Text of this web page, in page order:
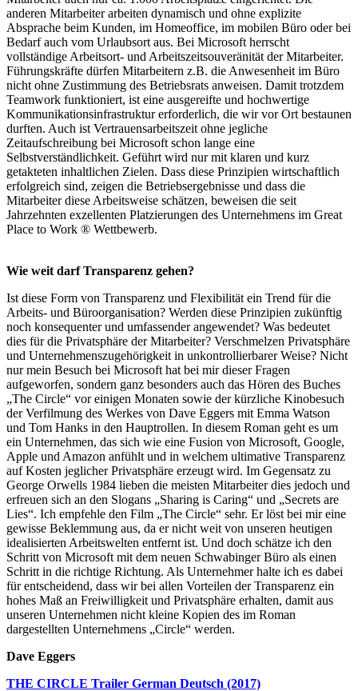
anderen Mitarbeiter arbeiten dynamisch und ohne explizite
Absprache beim Kunden, im Homeoffice, im mobilen Büro oder bei
Bedarf auch vom Urlaubsort aus. Bei Microsoft herrscht
vollständige Arbeitsort- und Arbeitszeitsouveränität der Mitarbeiter.
Führungskräfte dürfen Mitarbeitern z.B. die Anwesenheit im Büro
nicht ohne Zustimmung des Betriebsrats anweisen. Damit trotzdem
Teamwork funktioniert, ist eine ausgereifte und hochwertige
Kommunikationsinfrastruktur erforderlich, die wir vor Ort bestaunen
durften. Auch ist Vertrauensarbeitszeit ohne jegliche
Zeitaufschreibung bei Microsoft schon lange eine
Selbstverständlichkeit. Geführt wird nur mit klaren und kurz
getakteten inhaltlichen Zielen. Dass diese Prinzipien wirtschaftlich
erfolgreich sind, zeigen die Betriebsergebnisse und dass die
Mitarbeiter diese Arbeitsweise schätzen, beweisen die seit
Jahrzehnten exzellenten Platzierungen des Unternehmens im Great
Place to Work ® Wettbewerb.
Wie weit darf Transparenz gehen?
Ist diese Form von Transparenz und Flexibilität ein Trend für die
Arbeits- und Büroorganisation? Werden diese Prinzipien zukünftig
noch konsequenter und umfassender angewendet? Was bedeutet
dies für die Privatsphäre der Mitarbeiter? Verschmelzen Privatsphäre
und Unternehmenszugehörigkeit in unkontrollierbarer Weise? Nicht
nur mein Besuch bei Microsoft hat bei mir dieser Fragen
aufgeworfen, sondern ganz besonders auch das Hören des Buches
„The Circle“ vor einigen Monaten sowie der kürzliche Kinobesuch
der Verfilmung des Werkes von Dave Eggers mit Emma Watson
und Tom Hanks in den Hauptrollen. In diesem Roman geht es um
ein Unternehmen, das sich wie eine Fusion von Microsoft, Google,
Apple und Amazon anfühlt und in welchem ultimative Transparenz
auf Kosten jeglicher Privatsphäre erzeugt wird. Im Gegensatz zu
George Orwells 1984 lieben die meisten Mitarbeiter dies jedoch und
erfreuen sich an den Slogans „Sharing is Caring“ und „Secrets are
Lies“. Ich empfehle den Film „The Circle“ sehr. Er löst bei mir eine
gewisse Beklemmung aus, da er nicht weit von unseren heutigen
idealisierten Arbeitswelten entfernt ist. Und doch schätze ich den
Schritt von Microsoft mit dem neuen Schwabinger Büro als einen
Schritt in die richtige Richtung. Als Unternehmer halte ich es dabei
für entscheidend, dass wir bei allen Vorteilen der Transparenz ein
hohes Maß an Freiwilligkeit und Privatsphäre erhalten, damit aus
unseren Unternehmen nicht kleine Kopien des im Roman
dargestellten Unternehmens „Circle“ werden.
Dave Eggers
THE CIRCLE Trailer German Deutsch (2017)